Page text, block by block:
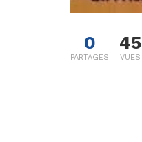
0
PARTAGES
45
VUES